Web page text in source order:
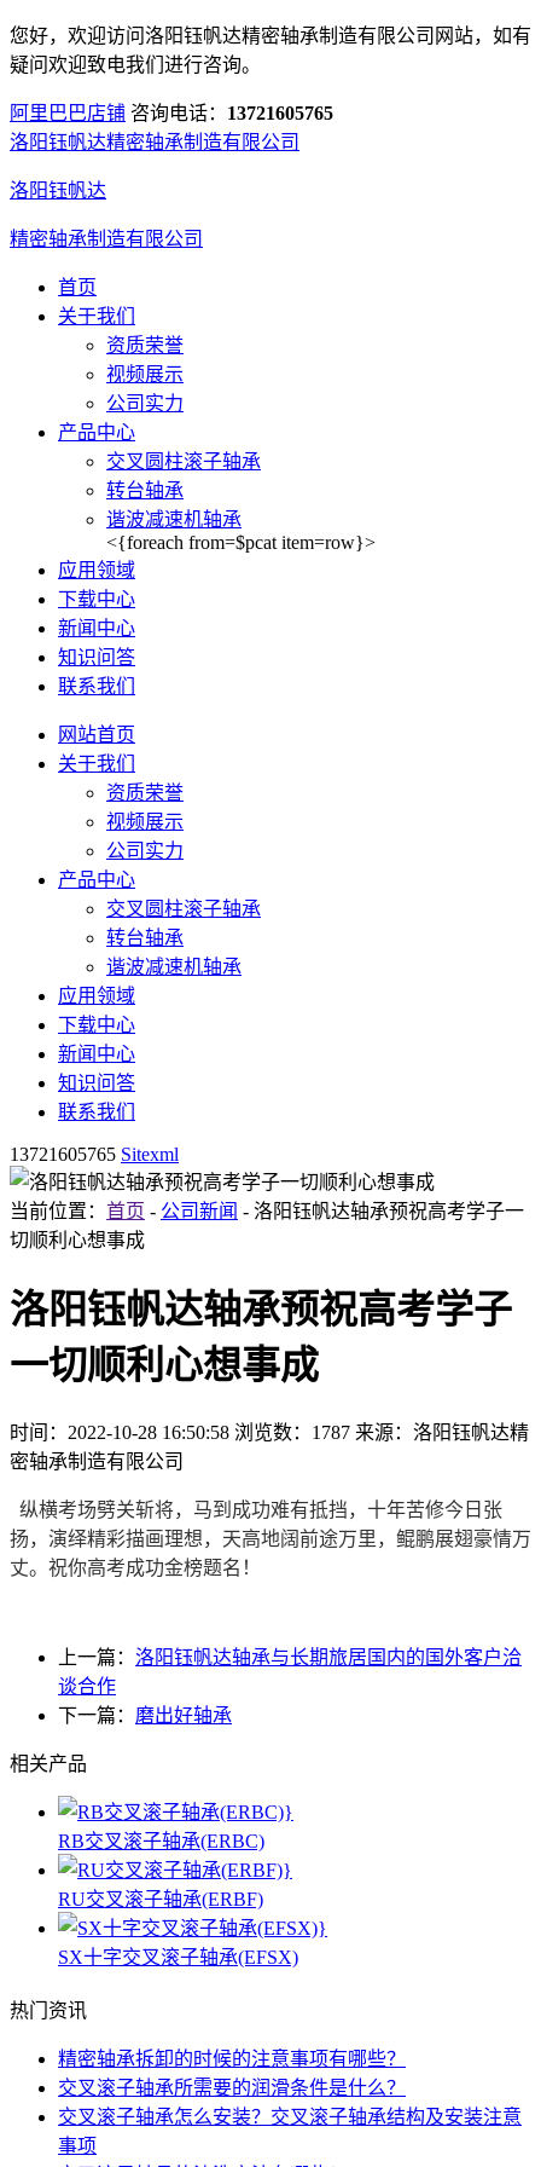
您好，欢迎访问洛阳钰帆达精密轴承制造有限公司网站，如有
疑问欢迎致电我们进行咨询。
阿里巴巴店铺 咨询电话： 13721605765
洛阳钰帆达精密轴承制造有限公司
洛阳钰帆达
精密轴承制造有限公司
首页
关于我们
资质荣誉
视频展示
公司实力
产品中心
交叉圆柱滚子轴承
转台轴承
谐波减速机轴承
<{foreach from=$pcat item=row}>
应用领域
下载中心
新闻中心
知识问答
联系我们
网站首页
关于我们
资质荣誉
视频展示
公司实力
产品中心
交叉圆柱滚子轴承
转台轴承
谐波减速机轴承
应用领域
下载中心
新闻中心
知识问答
联系我们
13721605765 Sitexml
当前位置： 首页 - 公司新闻 - 洛阳钰帆达轴承预祝高考学子一
切顺利心想事成
洛阳钰帆达轴承预祝高考学子
一切顺利心想事成
时间：2022-10-28 16:50:58 浏览数：1787 来源：洛阳钰帆达精
密轴承制造有限公司
纵横考场劈关斩将，马到成功难有抵挡，十年苦修今日张
扬，演绎精彩描画理想，天高地阔前途万里，鲲鹏展翅豪情万
丈。祝你高考成功金榜题名！
上一篇： 洛阳钰帆达轴承与长期旅居国内的国外客户洽
谈合作
下一篇： 磨出好轴承
相关产品
RB交叉滚子轴承(ERBC)
RU交叉滚子轴承(ERBF)
SX十字交叉滚子轴承(EFSX)
热门资讯
精密轴承拆卸的时候的注意事项有哪些？
交叉滚子轴承所需要的润滑条件是什么？
交叉滚子轴承怎么安装？交叉滚子轴承结构及安装注意
事项